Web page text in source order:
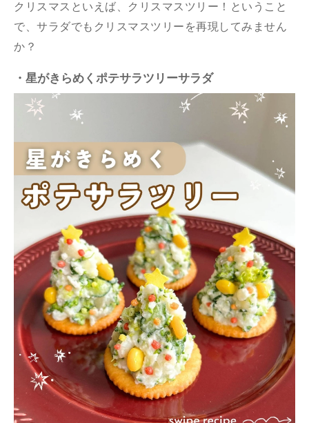
クリスマスといえば、クリスマスツリー！ということ
で、サラダでもクリスマスツリーを再現してみません
か？
・星がきらめくポテサラツリーサラダ